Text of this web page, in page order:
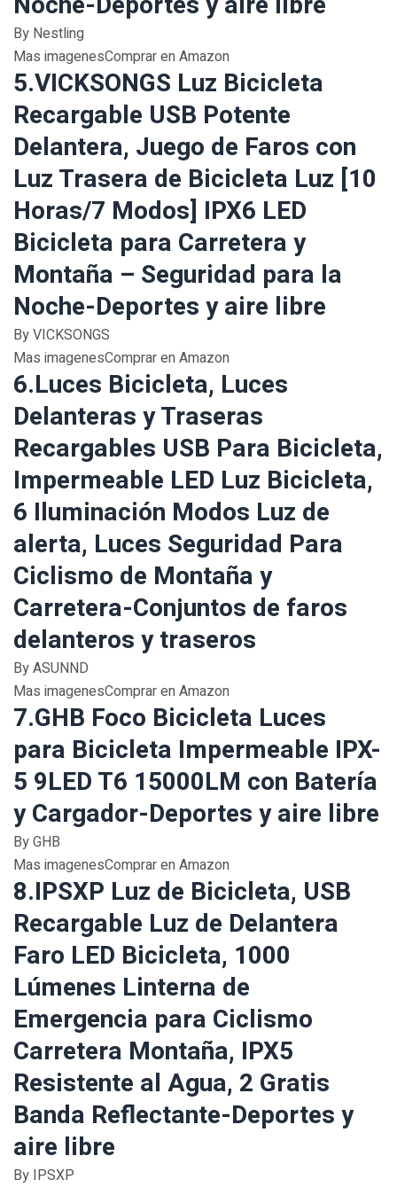
By Nestling
Mas imagenesComprar en Amazon
5.VICKSONGS Luz Bicicleta
Recargable USB Potente
Delantera, Juego de Faros con
Luz Trasera de Bicicleta Luz [10
Horas/7 Modos] IPX6 LED
Bicicleta para Carretera y
Montaña – Seguridad para la
Noche-Deportes y aire libre
By VICKSONGS
Mas imagenesComprar en Amazon
6.Luces Bicicleta, Luces
Delanteras y Traseras
Recargables USB Para Bicicleta,
Impermeable LED Luz Bicicleta,
6 Iluminación Modos Luz de
alerta, Luces Seguridad Para
Ciclismo de Montaña y
Carretera-Conjuntos de faros
delanteros y traseros
By ASUNND
Mas imagenesComprar en Amazon
7.GHB Foco Bicicleta Luces
para Bicicleta Impermeable IPX-
5 9LED T6 15000LM con Batería
y Cargador-Deportes y aire libre
By GHB
Mas imagenesComprar en Amazon
8.IPSXP Luz de Bicicleta, USB
Recargable Luz de Delantera
Faro LED Bicicleta, 1000
Lúmenes Linterna de
Emergencia para Ciclismo
Carretera Montaña, IPX5
Resistente al Agua, 2 Gratis
Banda Reflectante-Deportes y
aire libre
By IPSXP